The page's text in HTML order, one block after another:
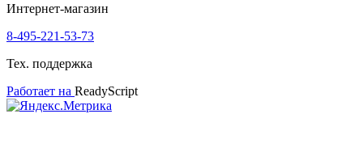
Интернет-магазин
8-495-221-53-73
Тех. поддержка
Работает на ReadyScript